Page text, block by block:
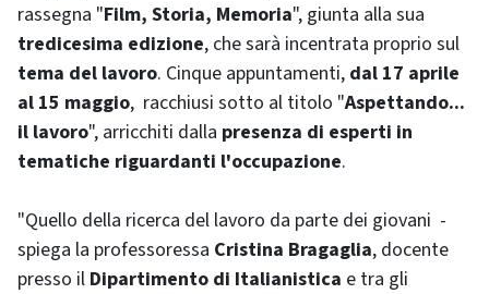
rassegna "Film, Storia, Memoria", giunta alla sua
tredicesima edizione, che sarà incentrata proprio sul
tema del lavoro. Cinque appuntamenti, dal 17 aprile
al 15 maggio, racchiusi sotto al titolo "Aspettando...
il lavoro", arricchiti dalla presenza di esperti in
tematiche riguardanti l'occupazione.
"Quello della ricerca del lavoro da parte dei giovani -
spiega la professoressa Cristina Bragaglia, docente
presso il Dipartimento di Italianistica e tra gli